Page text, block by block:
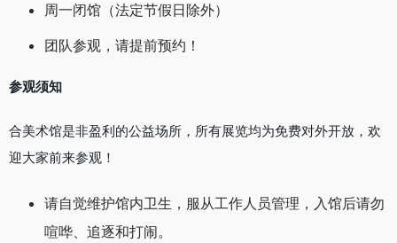
周一闭馆（法定节假日除外）
团队参观，请提前预约！
参观须知
合美术馆是非盈利的公益场所，所有展览均为免费对外开放，欢
迎大家前来参观！
请自觉维护馆内卫生，服从工作人员管理，入馆后请勿
喧哗、追逐和打闹。